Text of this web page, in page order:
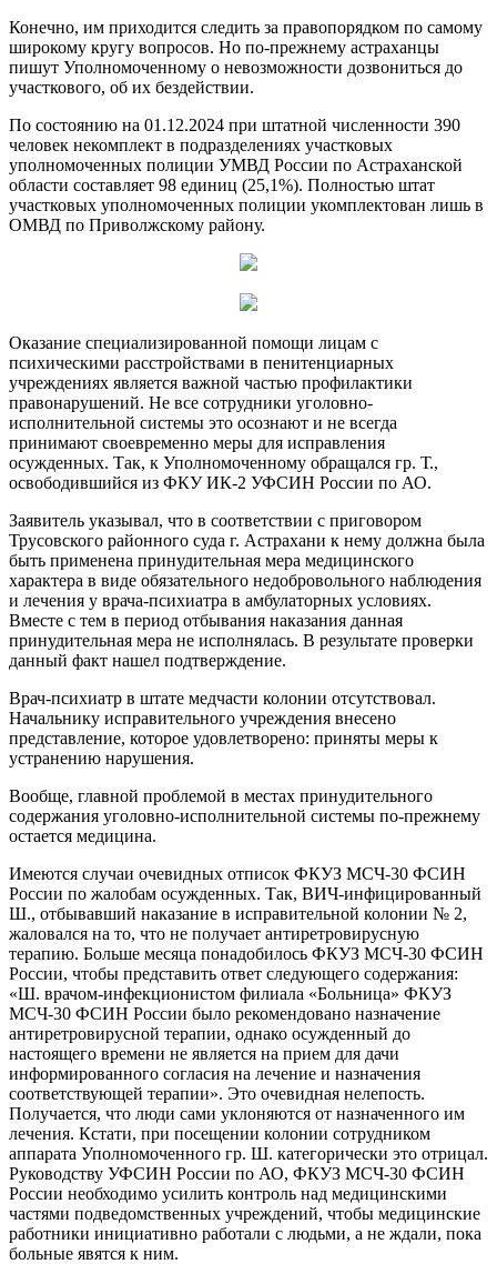
Конечно, им приходится следить за правопорядком по самому
широкому кругу вопросов. Но по-прежнему астраханцы
пишут Уполномоченному о невозможности дозвониться до
участкового, об их бездействии.
По состоянию на 01.12.2024 при штатной численности 390
человек некомплект в подразделениях участковых
уполномоченных полиции УМВД России по Астраханской
области составляет 98 единиц (25,1%). Полностью штат
участковых уполномоченных полиции укомплектован лишь в
ОМВД по Приволжскому району.
Оказание специализированной помощи лицам с
психическими расстройствами в пенитенциарных
учреждениях является важной частью профилактики
правонарушений. Не все сотрудники уголовно-
исполнительной системы это осознают и не всегда
принимают своевременно меры для исправления
осужденных. Так, к Уполномоченному обращался гр. Т.,
освободившийся из ФКУ ИК-2 УФСИН России по АО.
Заявитель указывал, что в соответствии с приговором
Трусовского районного суда г. Астрахани к нему должна была
быть применена принудительная мера медицинского
характера в виде обязательного недобровольного наблюдения
и лечения у врача-психиатра в амбулаторных условиях.
Вместе с тем в период отбывания наказания данная
принудительная мера не исполнялась. В результате проверки
данный факт нашел подтверждение.
Врач-психиатр в штате медчасти колонии отсутствовал.
Начальнику исправительного учреждения внесено
представление, которое удовлетворено: приняты меры к
устранению нарушения.
Вообще, главной проблемой в местах принудительного
содержания уголовно-исполнительной системы по-прежнему
остается медицина.
Имеются случаи очевидных отписок ФКУЗ МСЧ-30 ФСИН
России по жалобам осужденных. Так, ВИЧ-инфицированный
Ш., отбывавший наказание в исправительной колонии № 2,
жаловался на то, что не получает антиретровирусную
терапию. Больше месяца понадобилось ФКУЗ МСЧ-30 ФСИН
России, чтобы представить ответ следующего содержания:
«Ш. врачом-инфекционистом филиала «Больница» ФКУЗ
МСЧ-30 ФСИН России было рекомендовано назначение
антиретровирусной терапии, однако осужденный до
настоящего времени не является на прием для дачи
информированного согласия на лечение и назначения
соответствующей терапии». Это очевидная нелепость.
Получается, что люди сами уклоняются от назначенного им
лечения. Кстати, при посещении колонии сотрудником
аппарата Уполномоченного гр. Ш. категорически это отрицал.
Руководству УФСИН России по АО, ФКУЗ МСЧ-30 ФСИН
России необходимо усилить контроль над медицинскими
частями подведомственных учреждений, чтобы медицинские
работники инициативно работали с людьми, а не ждали, пока
больные явятся к ним.